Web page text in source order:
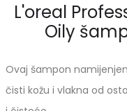
L'oreal
Oily
Ovaj šampon
čisti kožu i vlakna od